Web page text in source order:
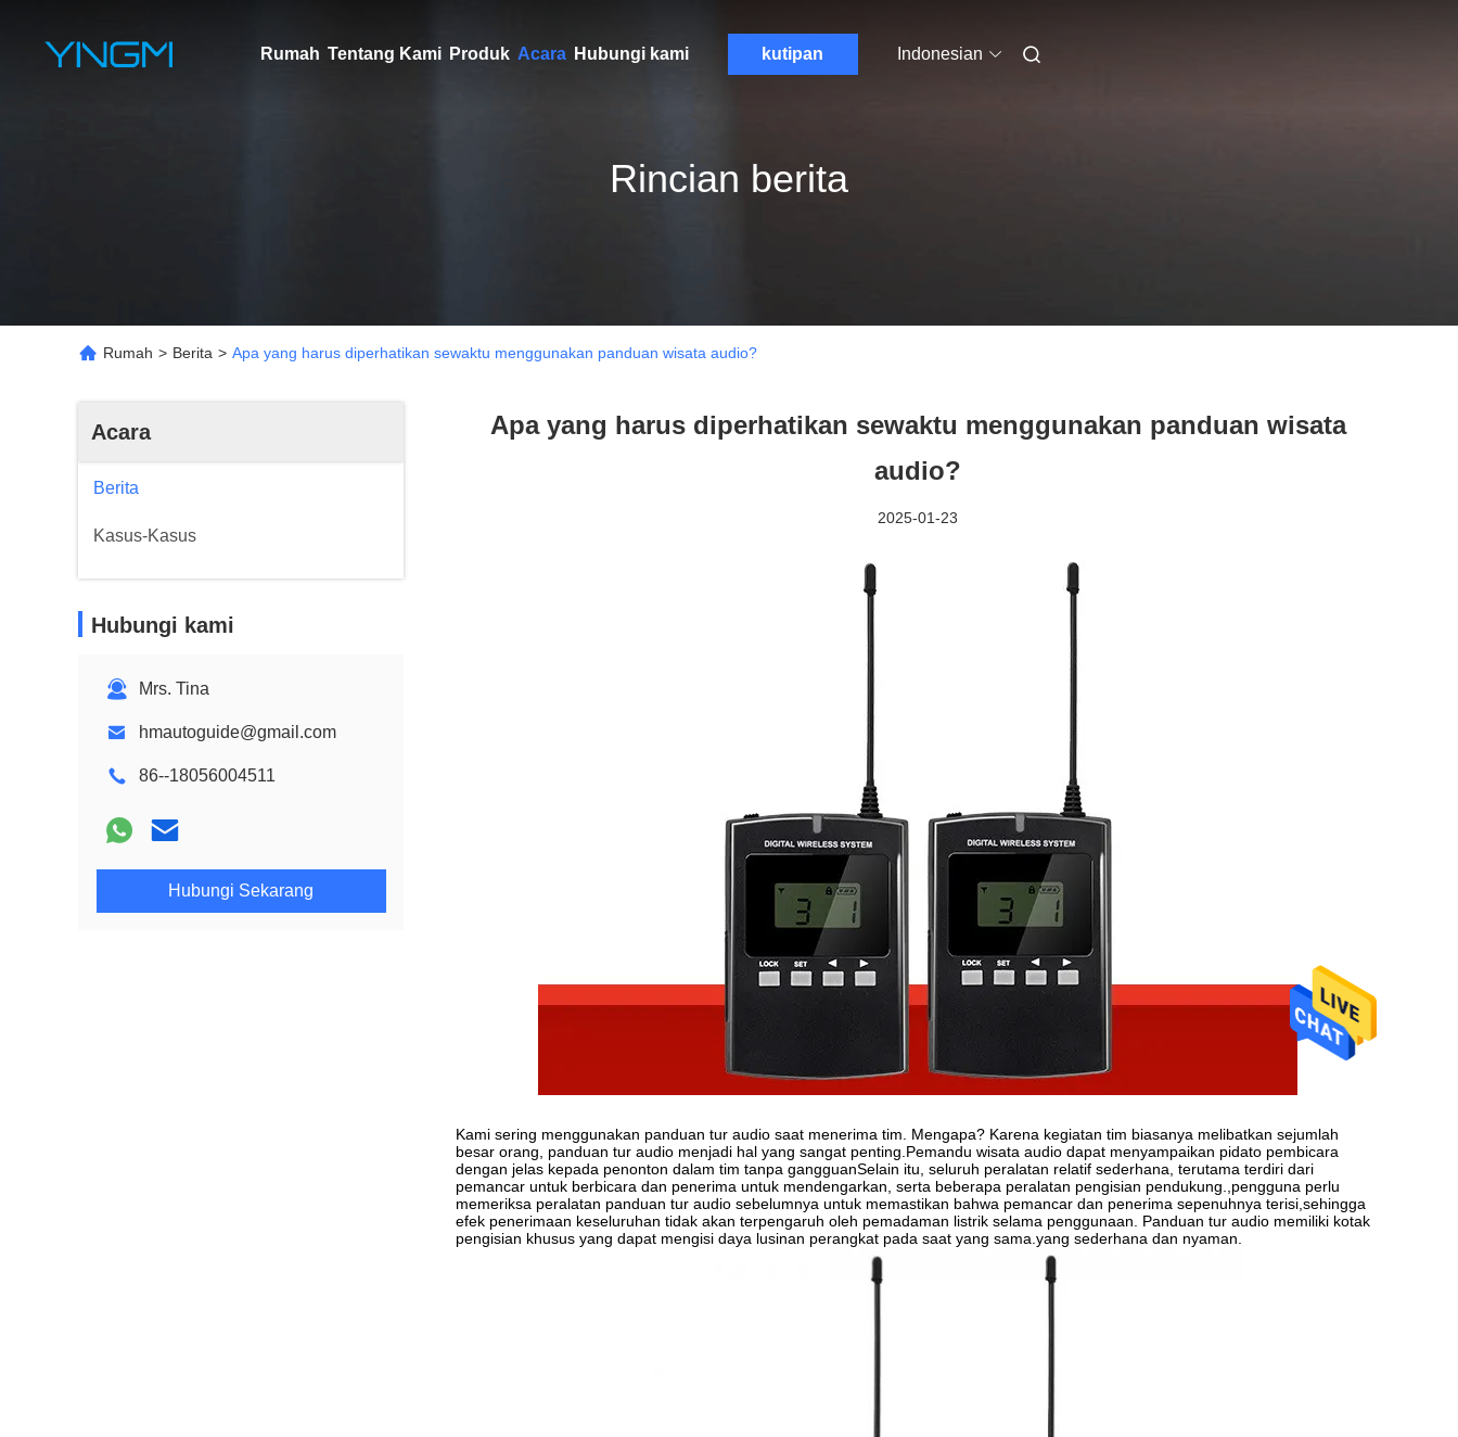
Rumah Tentang Kami Produk Acara Hubungi kami kutipan Indonesian
Rincian berita
Rumah > Berita > Apa yang harus diperhatikan sewaktu menggunakan panduan wisata audio?
Acara
Berita
Kasus-Kasus
Hubungi kami
Mrs. Tina
hmautoguide@gmail.com
86--18056004511
Hubungi Sekarang
Apa yang harus diperhatikan sewaktu menggunakan panduan wisata
audio?
2025-01-23
Kami sering menggunakan panduan tur audio saat menerima tim. Mengapa? Karena kegiatan tim biasanya melibatkan sejumlah
besar orang, panduan tur audio menjadi hal yang sangat penting.Pemandu wisata audio dapat menyampaikan pidato pembicara
dengan jelas kepada penonton dalam tim tanpa gangguanSelain itu, seluruh peralatan relatif sederhana, terutama terdiri dari
pemancar untuk berbicara dan penerima untuk mendengarkan, serta beberapa peralatan pengisian pendukung.,pengguna perlu
memeriksa peralatan panduan tur audio sebelumnya untuk memastikan bahwa pemancar dan penerima sepenuhnya terisi,sehingga
efek penerimaan keseluruhan tidak akan terpengaruh oleh pemadaman listrik selama penggunaan. Panduan tur audio memiliki kotak
pengisian khusus yang dapat mengisi daya lusinan perangkat pada saat yang sama.yang sederhana dan nyaman.